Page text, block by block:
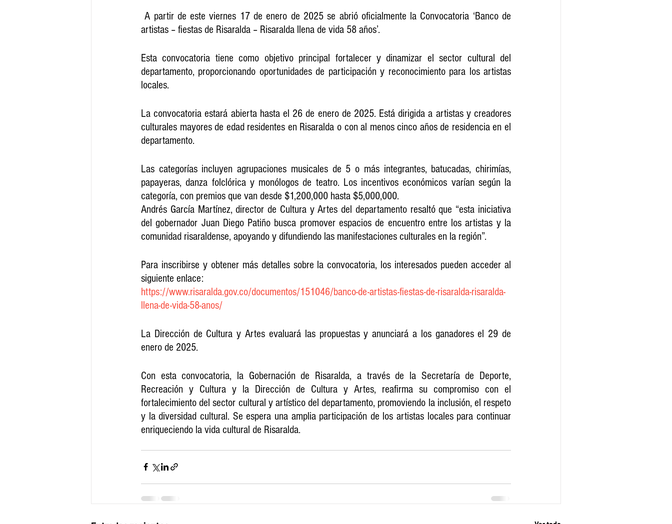
A partir de este viernes 17 de enero de 2025 se abrió oficialmente la Convocatoria ‘Banco de
artistas – fiestas de Risaralda – Risaralda llena de vida 58 años’.
Esta convocatoria tiene como objetivo principal fortalecer y dinamizar el sector cultural del
departamento, proporcionando oportunidades de participación y reconocimiento para los artistas
locales.
La convocatoria estará abierta hasta el 26 de enero de 2025. Está dirigida a artistas y creadores
culturales mayores de edad residentes en Risaralda o con al menos cinco años de residencia en el
departamento.
Las categorías incluyen agrupaciones musicales de 5 o más integrantes, batucadas, chirimías,
papayeras, danza folclórica y monólogos de teatro. Los incentivos económicos varían según la
categoría, con premios que van desde $1,200,000 hasta $5,000,000.
Andrés García Martínez, director de Cultura y Artes del departamento resaltó que “esta iniciativa
del gobernador Juan Diego Patiño busca promover espacios de encuentro entre los artistas y la
comunidad risaraldense, apoyando y difundiendo las manifestaciones culturales en la región”.
Para inscribirse y obtener más detalles sobre la convocatoria, los interesados pueden acceder al
siguiente enlace:
https://www.risaralda.gov.co/documentos/151046/banco-de-artistas-fiestas-de-risaralda-risaralda-
llena-de-vida-58-anos/
La Dirección de Cultura y Artes evaluará las propuestas y anunciará a los ganadores el 29 de
enero de 2025.
Con esta convocatoria, la Gobernación de Risaralda, a través de la Secretaría de Deporte,
Recreación y Cultura y la Dirección de Cultura y Artes, reafirma su compromiso con el
fortalecimiento del sector cultural y artístico del departamento, promoviendo la inclusión, el respeto
y la diversidad cultural. Se espera una amplia participación de los artistas locales para continuar
enriqueciendo la vida cultural de Risaralda.